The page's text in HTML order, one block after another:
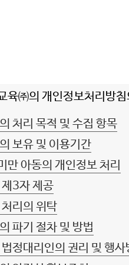
육㈜의 개인정보처리방
처리 목적 및 수집 항목
보유 및 이용기간
만 아동의 개인정보 처리
3자 제공
리의 위탁
파기 절차 및 방법
정대리인의 권리 및 행사